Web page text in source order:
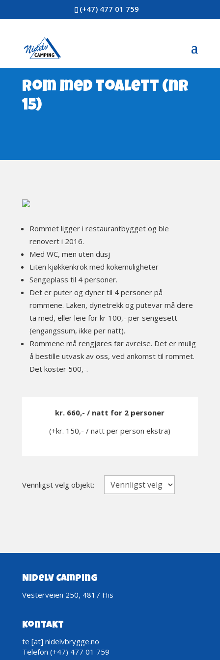
(+47) 477 01 759
Rom med toalett (nr
15)
Rommet ligger i restaurantbygget og ble
renovert i 2016.
Med WC, men uten dusj
Liten kjøkkenkrok med kokemuligheter
Sengeplass til 4 personer.
Det er puter og dyner til 4 personer på
rommene. Laken, dynetrekk og putevar må dere
ta med, eller leie for kr 100,- per sengesett
(engangssum, ikke per natt).
Rommene må rengjøres før avreise. Det er mulig
å bestille utvask av oss, ved ankomst til rommet.
Det koster 500,-.
kr. 660,- / natt for 2 personer
(+kr. 150,- / natt per person ekstra)
Vennligst velg objekt:
Nidelv Camping
Vesterveien 250, 4817 His
Kontakt
te [at] nidelvbrygge.no
Telefon (+47) 477 01 759